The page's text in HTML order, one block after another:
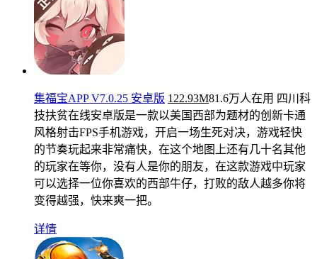
集福宝APP V7.0.25 安卓版 122.93M81.6万人在用 四川科
技扶贫在线安卓版是一款以美国西部为题材的创新卡通
风格射击FPS手机游戏，开启一场生死对决，游戏轻快
的节奏玩起来非常痛快，在这个地图上还有几十名其他
的玩家在等你，没有人是你的朋友，在这款游戏中玩家
可以选择一位你喜欢的西部牛仔，打败的敌人越多你将
变得越强，快来爽一把。
详情